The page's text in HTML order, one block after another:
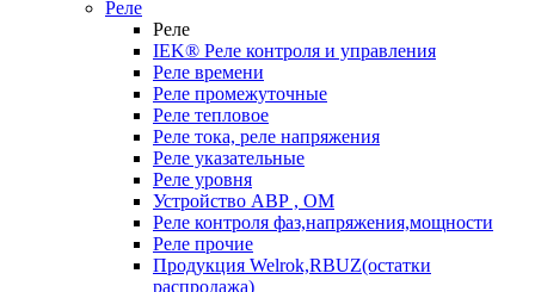
Реле
Реле
IEK® Реле контроля и управления
Реле времени
Реле промежуточные
Реле тепловое
Реле тока, реле напряжения
Реле указательные
Реле уровня
Устройство АВР , ОМ
Реле контроля фаз,напряжения,мощности
Реле прочие
Продукция Welrok,RBUZ(остатки
распродажа)